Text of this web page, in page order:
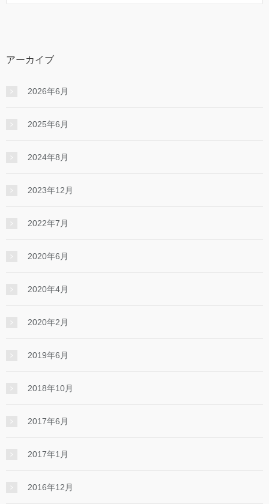
アーカイブ
2026年6月
2025年6月
2024年8月
2023年12月
2022年7月
2020年6月
2020年4月
2020年2月
2019年6月
2018年10月
2017年6月
2017年1月
2016年12月